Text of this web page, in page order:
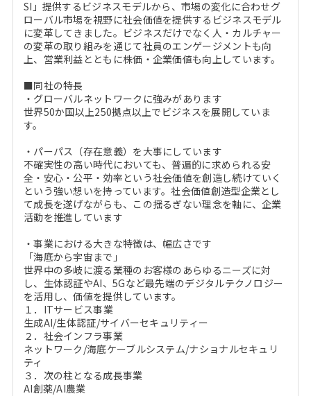
SI」提供するビジネスモデルから、市場の変化に合わせグ
ローバル市場を視野に社会価値を提供するビジネスモデル
に変革してきました。ビジネスだけでなく人・カルチャー
の変革の取り組みを通じて社員のエンゲージメントも向
上、営業利益とともに株価・企業価値も向上しています。
■同社の特長
・グローバルネットワークに強みがあります
世界50か国以上250拠点以上でビジネスを展開していま
す。
・パーパス（存在意義）を大事にしています
不確実性の高い時代においても、普遍的に求められる安
全・安心・公平・効率という社会価値を創造し続けていく
という強い想いを持っています。社会価値創造型企業とし
て成長を遂げながらも、この揺るぎない理念を軸に、企業
活動を推進しています
・事業における大きな特徴は、幅広さです
「海底から宇宙まで」
世界中の多岐に渡る業種のお客様のあらゆるニーズに対
し、生体認証やAI、5Gなど最先端のデジタルテクノロジー
を活用し、価値を提供しています。
１．ITサービス事業
生成AI/生体認証/サイバーセキュリティー
２．社会インフラ事業
ネットワーク/海底ケーブルシステム/ナショナルセキュリ
ティ
３．次の柱となる成長事業
AI創薬/AI農業